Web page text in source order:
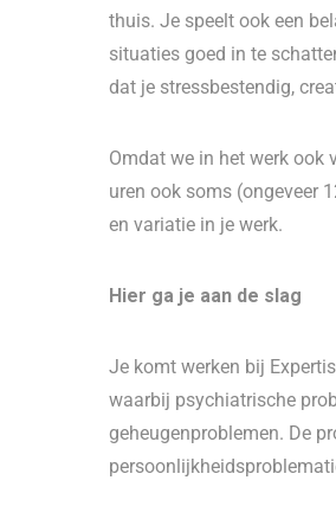
thuis. Je speelt ook een
situaties goed in te
dat je stressbestendig,
Omdat we in het werk ook
uren ook soms (ongeveer
en variatie in je werk.
Hier ga je aan de slag
Je komt werken bij
waarbij psychiatrische
geheugenproblemen. De